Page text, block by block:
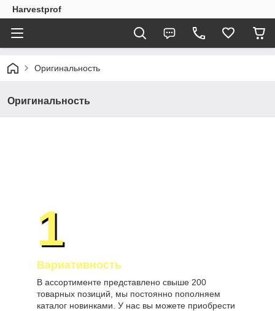
Harvestprof
Оригинальность
Оригинальность
1
Вариативность
В ассортименте представлено свыше 200
товарных позиций, мы постоянно пополняем
каталог новинками. У нас вы можете приобрести